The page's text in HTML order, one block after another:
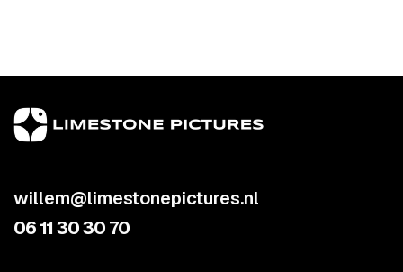
willem@limestonepictures.nl
06 11 30 30 70